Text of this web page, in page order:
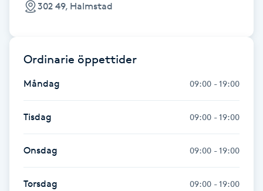
Huduppstramning
Hyaluronsyra
Hyperhidros
302 49, Halmstad
Ordinarie öppettider
Måndag 09:00 - 19:00
Tisdag 09:00 - 19:00
Onsdag 09:00 - 19:00
Torsdag 09:00 - 19:00